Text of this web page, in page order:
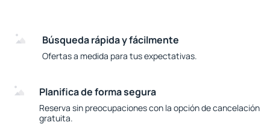
Búsqueda rápida y fácilmente
Ofertas a medida para tus expectativas.
Planifica de forma segura
Reserva sin preocupaciones con la opción de cancelación
gratuita.